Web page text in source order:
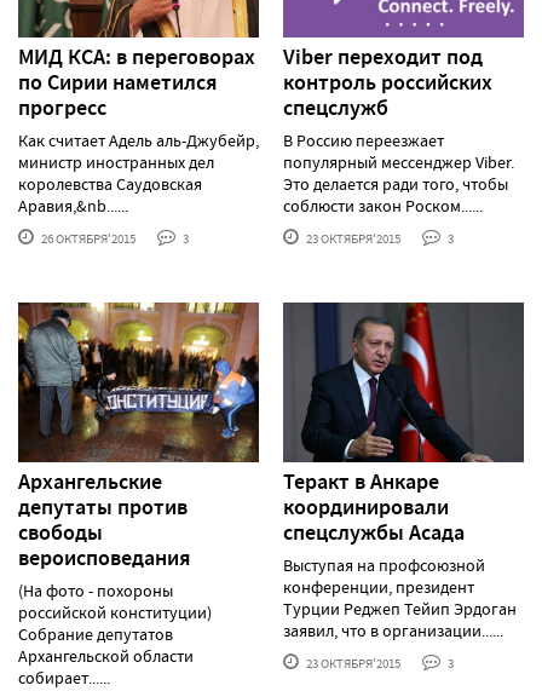
МИД КСА: в переговорах
по Сирии наметился
прогресс
Как считает Адель аль-Джубейр,
министр иностранных дел
королевства Саудовская
Аравия,&nb......
26 ОКТЯБРЯ'2015 3
Viber переходит под
контроль российских
спецслужб
В Россию переезжает
популярный мессенджер Viber.
Это делается ради того, чтобы
соблюсти закон Роском......
23 ОКТЯБРЯ'2015 3
Архангельские
депутаты против
свободы
вероисповедания
(На фото - похороны
российской конституции)
Собрание депутатов
Архангельской области
собирает......
Теракт в Анкаре
координировали
спецслужбы Асада
Выступая на профсоюзной
конференции, президент
Турции Реджеп Тейип Эрдоган
заявил, что в организации......
23 ОКТЯБРЯ'2015 3